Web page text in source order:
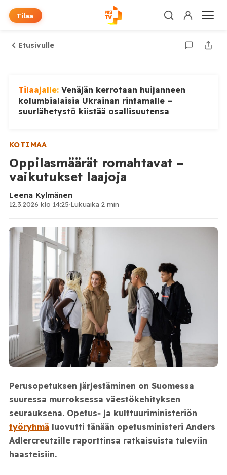
Tilaa
Etusivulle
Tilaajalle: Venäjän kerrotaan huijanneen
kolumbialaisia Ukrainan rintamalle –
suurlähetystö kiistää osallisuutensa
KOTIMAA
Oppilasmäärät romahtavat –
vaikutukset laajoja
Leena Kylmänen
12.3.2026 klo 14:25·Lukuaika 2 min
Perusopetuksen järjestäminen on Suomessa
suuressa murroksessa väestökehityksen
seurauksena. Opetus‑ ja kulttuuriministeriön
työryhmä luovutti tänään opetusministeri Anders
Adlercreutzille raporttinsa ratkaisuista tuleviin
haasteisiin.